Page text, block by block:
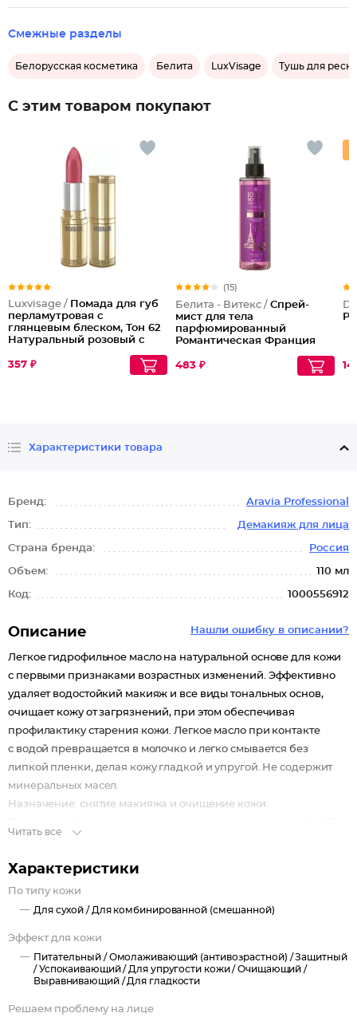
Смежные разделы
Белорусская косметика Белита LuxVisage Тушь для
С этим товаром покупают
Luxvisage / Помада для губ
перламутровая с
глянцевым блеском, Тон 62
Натуральный розовый с
357 ₽
(15)
Белита - Витекс / Спрей-
мист для тела
парфюмированный
Романтическая Франция
483 ₽
Характеристики товара
Бренд: Aravia Professional
Тип: Демакияж для лица
Страна бренда: Россия
Объем: 110 мл
Код: 1000556912
Нашли ошибку в описании?
Описание
Легкое гидрофильное масло на натуральной основе для кожи
с первыми признаками возрастных изменений. Эффективно
удаляет водостойкий макияж и все виды тональных основ,
очищает кожу от загрязнений, при этом обеспечивая
профилактику старения кожи. Легкое масло при контакте
с водой превращается в молочко и легко смывается без
липкой пленки, делая кожу гладкой и упругой. Не содержит
минеральных масел.
Назначение: снятие макияжа и очищение кожи.
морщин, стимулирует синтез коллагена, выравнивает
микрорельеф кожи.
Витамины E и F в синергии с экстрактом апельсина —
комплексно воздействуют на возрастную кожу: борются
с оксидативным стрессом, осветляют пигментные пятна,
повышают эластичность и защитные функции кожи.
Читать все
Характеристики
По типу кожи
Для сухой / Для комбинированной (смешанной)
Эффект для кожи
Питательный /Омолаживающий (антивозрастной) /Защитный
/Успокаивающий / Для упругости кожи /Очищающий /
Выравнивающий /Для гладкости
Решаем проблему на лице